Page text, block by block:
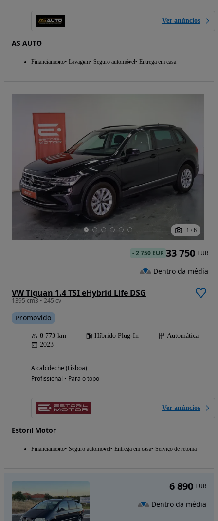
Ver anúncios
AS AUTO
Financiamento Lavagem Seguro automóvel Entrega em casa
1 / 6
VW Tiguan 1.4 TSI eHybrid Life DSG
1395 cm3 • 245 cv
Promovido
8 773 km Híbrido Plug-In
Automática
2023
Alcabideche (Lisboa)
Profissional • Para o topo
Ver anúncios
Estoril Motor
Financiamento Seguro automóvel Entrega em casa Serviço de retoma
-2 750 EUR 33 750 EUR
Dentro da média
6 890 EUR
Dentro da média